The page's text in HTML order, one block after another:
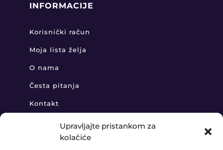
Upravljajte pristankom za
kolačiće
INFORMACIJE
Korisnički račun
Moja lista želja
O nama
Česta pitanja
Kontakt